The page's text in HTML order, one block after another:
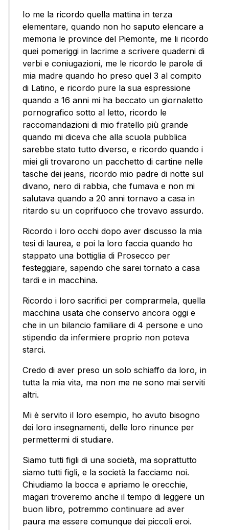
Io me la ricordo quella mattina in terza
elementare, quando non ho saputo elencare a
memoria le province del Piemonte, me li ricordo
quei pomeriggi in lacrime a scrivere quaderni di
verbi e coniugazioni, me le ricordo le parole di
mia madre quando ho preso quel 3 al compito
di Latino, e ricordo pure la sua espressione
quando a 16 anni mi ha beccato un giornaletto
pornografico sotto al letto, ricordo le
raccomandazioni di mio fratello più grande
quando mi diceva che alla scuola pubblica
sarebbe stato tutto diverso, e ricordo quando i
miei gli trovarono un pacchetto di cartine nelle
tasche dei jeans, ricordo mio padre di notte sul
divano, nero di rabbia, che fumava e non mi
salutava quando a 20 anni tornavo a casa in
ritardo su un coprifuoco che trovavo assurdo.
Ricordo i loro occhi dopo aver discusso la mia
tesi di laurea, e poi la loro faccia quando ho
stappato una bottiglia di Prosecco per
festeggiare, sapendo che sarei tornato a casa
tardi e in macchina.
Ricordo i loro sacrifici per comprarmela, quella
macchina usata che conservo ancora oggi e
che in un bilancio familiare di 4 persone e uno
stipendio da infermiere proprio non poteva
starci.
Credo di aver preso un solo schiaffo da loro, in
tutta la mia vita, ma non me ne sono mai serviti
altri.
Mi è servito il loro esempio, ho avuto bisogno
dei loro insegnamenti, delle loro rinunce per
permettermi di studiare.
Siamo tutti figli di una società, ma soprattutto
siamo tutti figli, e la società la facciamo noi.
Chiudiamo la bocca e apriamo le orecchie,
magari troveremo anche il tempo di leggere un
buon libro, potremmo continuare ad aver
paura ma essere comunque dei piccoli eroi.